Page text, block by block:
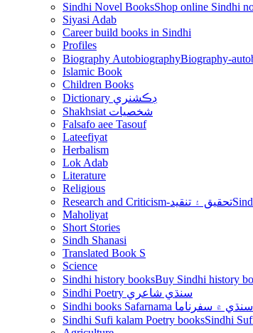
Sindhi Novel Books
Siyasi Adab
Career build books in Sindhi
Profiles
Biography Autobiography
Islamic Book
Children Books
Dictionary ڊڪشنري
Shakhsiat شخصيات
Falsafo aee Tasouf
Lateefiyat
Herbalism
Lok Adab
Literature
Religious
Research and Criticism-تحقيق ۽ تنقيد
Maholiyat
Short Stories
Sindh Shanasi
Translated Book S
Science
Sindhi history books
Sindhi Poetry سنڌي شاعري
سنڌي ۾ سفرناما
Sindhi Sufi kalam Poetry books